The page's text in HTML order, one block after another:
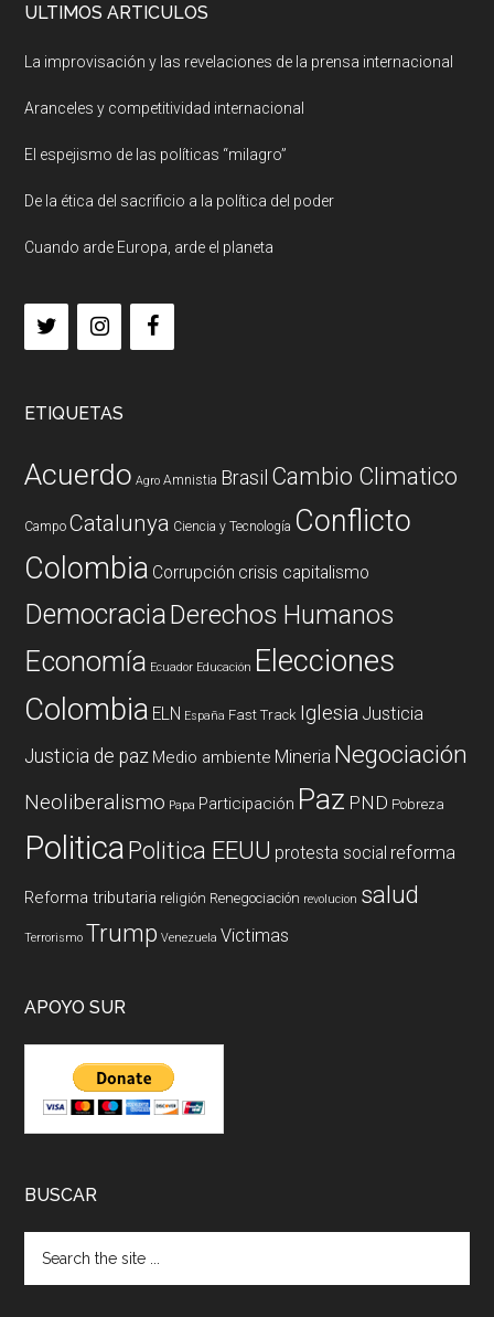
ULTIMOS ARTICULOS
La improvisación y las revelaciones de la prensa internacional
Aranceles y competitividad internacional
El espejismo de las políticas “milagro”
De la ética del sacrificio a la política del poder
Cuando arde Europa, arde el planeta
ETIQUETAS
Acuerdo Agro Amnistia Brasil Cambio Climatico
Campo Catalunya Ciencia y Tecnología Conflicto
Colombia Corrupción crisis capitalismo
DemocraciaDerechos Humanos
Economía Ecuador Educación Elecciones
Colombia ELN España Fast Track Iglesia Justicia
Justicia de paz Medio ambiente Mineria Negociación
Neoliberalismo Papa Participación Paz PND Pobreza
PoliticaPolitica EEUU protesta social reforma
Reforma tributaria religión Renegociación revolucion salud
Terrorismo Trump Venezuela Victimas
APOYO SUR
BUSCAR